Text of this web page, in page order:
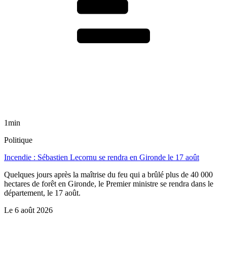
1min
Politique
Incendie : Sébastien Lecornu se rendra en Gironde le 17 août
Quelques jours après la maîtrise du feu qui a brûlé plus de 40 000
hectares de forêt en Gironde, le Premier ministre se rendra dans le
département, le 17 août.
Le 6 août 2026